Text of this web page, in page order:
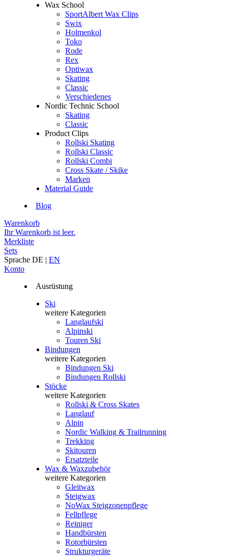
Wax School
SportAlbert Wax Clips
Swix
Holmenkol
Toko
Rode
Rex
Optiwax
Skating
Classic
Verschiedenes
Nordic Technic School
Skating
Classic
Product Clips
Rollski Skating
Rollski Classic
Rollski Combi
Cross Skate / Skike
Marken
Material Guide
Blog
Warenkorb
Ihr Warenkorb ist leer.
Merkliste
Sets
Sprache DE | EN
Konto
Ausrüstung
Ski
weitere Kategorien
Langlaufski
Alpinski
Touren Ski
Bindungen
weitere Kategorien
Bindungen Ski
Bindungen Rollski
Stöcke
weitere Kategorien
Rollski & Cross Skates
Langlauf
Alpin
Nordic Walking & Trailrunning
Trekking
Skitouren
Ersatzteile
Wax & Waxzubehör
weitere Kategorien
Gleitwax
Steigwax
NoWax Steigzonenpflege
Fellpflege
Reiniger
Handbürsten
Rotorbürsten
Strukturgeräte